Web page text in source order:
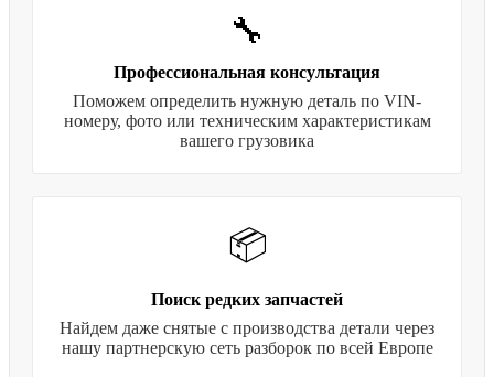
🔧
Профессиональная консультация
Поможем определить нужную деталь по VIN-
номеру, фото или техническим характеристикам
вашего грузовика
📦
Поиск редких запчастей
Найдем даже снятые с производства детали через
нашу партнерскую сеть разборок по всей Европе